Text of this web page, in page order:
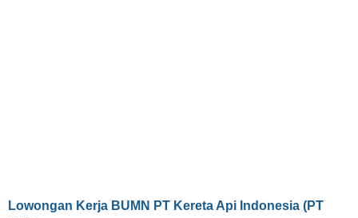
Lowongan Kerja BUMN PT Kereta Api Indonesia (PT